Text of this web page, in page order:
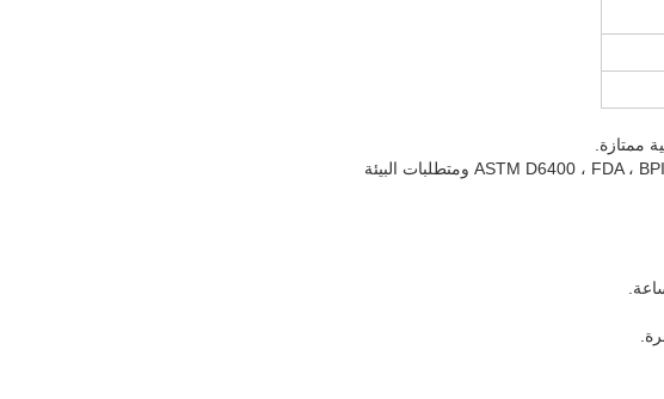
(2) معايير الاتحاد الأوروبي EN13432 ، الولايات المتحدة الأمريكية معايير التحلل البيولوجي ASTM D6400 ، FDA ، BPI ومتطلبات البيئة